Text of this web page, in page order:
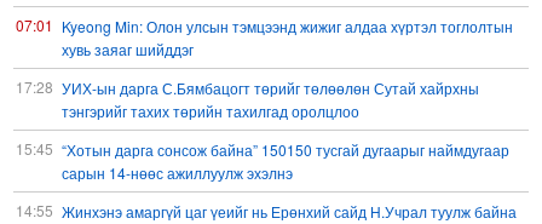
07:01 Kyeong Min: Олон улсын тэмцээнд жижиг алдаа хүртэл тоглолтын
хувь заяаг шийддэг
17:28 УИХ-ын дарга С.Бямбацогт төрийг төлөөлөн Сутай хайрхны
тэнгэрийг тахих төрийн тахилгад оролцлоо
15:45 “Хотын дарга сонсож байна” 150150 тусгай дугаарыг наймдугаар
сарын 14-нөөс ажиллуулж эхэлнэ
14:55 Жинхэнэ амаргүй цаг үеийг нь Ерөнхий сайд Н.Учрал туулж байна